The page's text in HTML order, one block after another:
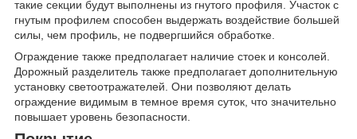
такие секции будут выполнены из гнутого профиля. Участок с
гнутым профилем способен выдержать воздействие большей
силы, чем профиль, не подвергшийся обработке.
Ограждение также предполагает наличие стоек и консолей.
Дорожный разделитель также предполагает дополнительную
установку светоотражателей. Они позволяют делать
ограждение видимым в темное время суток, что значительно
повышает уровень безопасности.